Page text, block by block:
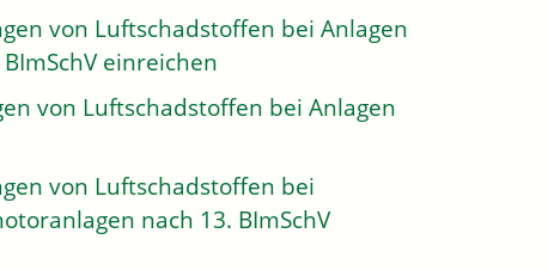
von Luftschadstoffen bei Anlagen
einreichen
von Luftschadstoffen bei Anlagen
von Luftschadstoffen bei
nach 13. BImSchV